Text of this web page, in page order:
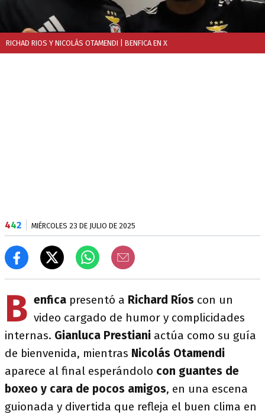
RICHAD RIOS Y NICOLÁS OTAMENDI | BENFICA EN X
442 MIÉRCOLES 23 DE JULIO DE 2025
B enfica presentó a Richard Ríos con un
video cargado de humor y complicidades
internas. Gianluca Prestiani actúa como su guía
de bienvenida, mientras Nicolás Otamendi
aparece al final esperándolo con guantes de
boxeo y cara de pocos amigos, en una escena
guionada y divertida que refleja el buen clima en